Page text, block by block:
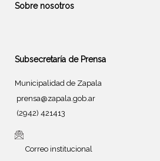
Sobre nosotros
Subsecretaría de Prensa
Municipalidad de Zapala
prensa@zapala.gob.ar
(2942) 421413
Correo institucional